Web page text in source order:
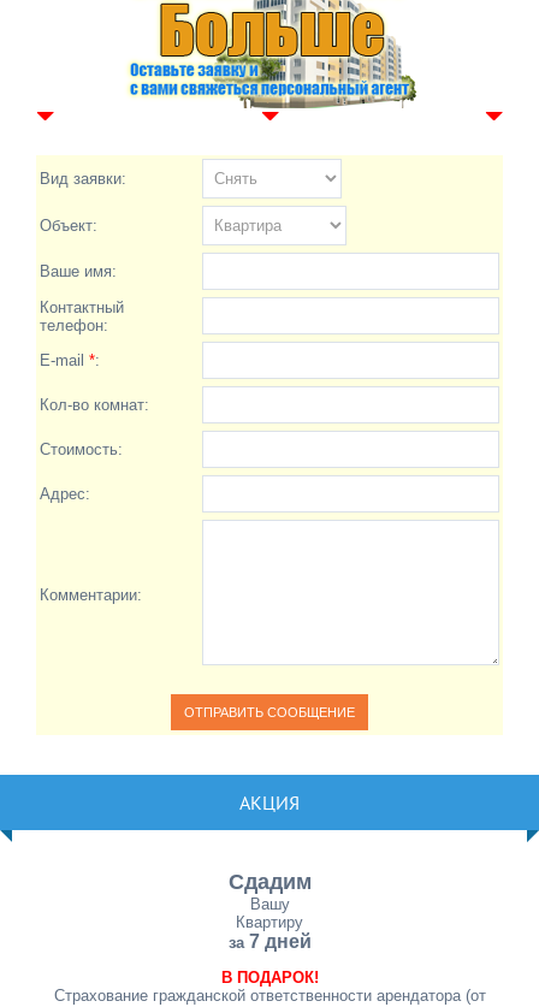
Вид заявки:
Объект:
Ваше имя:
Контактный
телефон:
E-mail *:
Кол-во комнат:
Стоимость:
Адрес:
Комментарии:
АКЦИЯ
Сдадим
Вашу
Квартиру
за 7 дней
В ПОДАРОК!
Страхование гражданской ответственности арендатора (от